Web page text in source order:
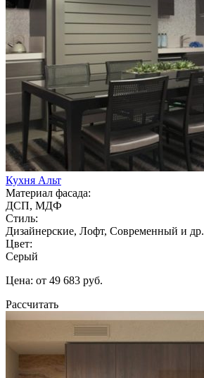
Кухня Альт
Материал фасада:
ДСП, МДФ
Стиль:
Дизайнерские, Лофт, Современный и др.
Цвет:
Серый
Цена: от 49 683 руб.
Рассчитать